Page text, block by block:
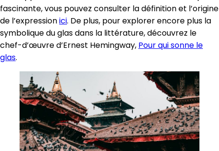
fascinante, vous pouvez consulter la définition et l’origine
de l’expressionici. De plus, pour explorer encore plus la
symbolique du glas dans la littérature, découvrez le
chef-d’œuvre d’Ernest Hemingway, Pour qui sonne le
glas.